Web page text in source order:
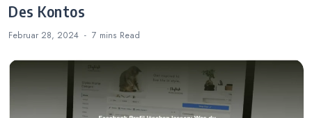
Des Kontos
Februar 28, 2024 7 mins Read